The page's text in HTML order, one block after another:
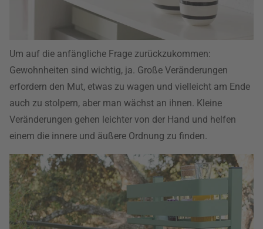
Um auf die anfängliche Frage zurückzukommen:
Gewohnheiten sind wichtig, ja. Große Veränderungen
erfordern den Mut, etwas zu wagen und vielleicht am Ende
auch zu stolpern, aber man wächst an ihnen. Kleine
Veränderungen gehen leichter von der Hand und helfen
einem die innere und äußere Ordnung zu finden.